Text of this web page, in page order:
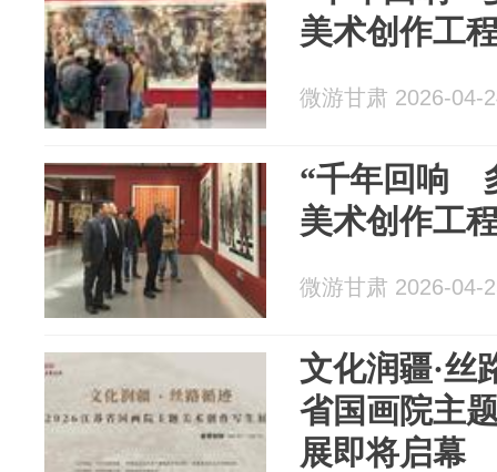
美术创作工
微游甘肃 2026-04-
“千年回响
美术创作工
微游甘肃 2026-04-
文化润疆·
省国画院主
展即将启幕